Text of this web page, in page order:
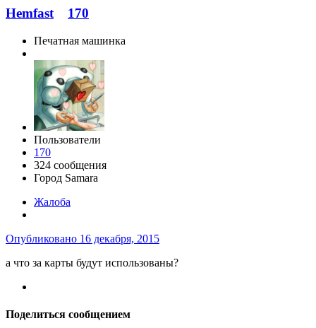
Hemfast 170
Печатная машинка
Пользователи
170
324 сообщения
Город Samara
Жалоба
Опубликовано 16 декабря, 2015
а что за карты будут использованы?
Поделиться сообщением